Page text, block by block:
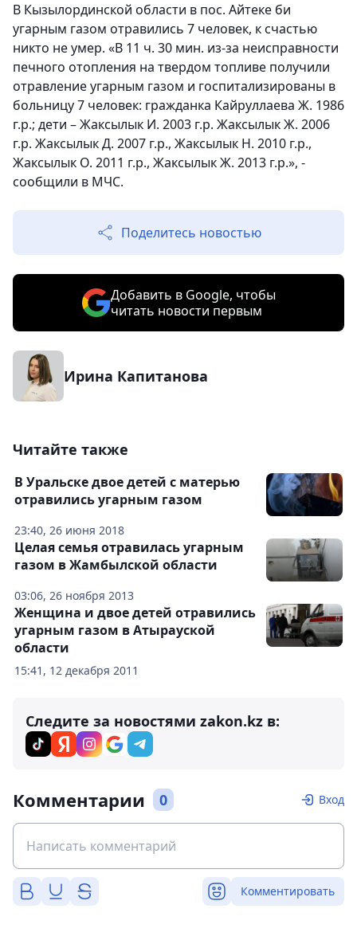
В Кызылординской области в пос. Айтеке би
угарным газом отравились 7 человек, к счастью
никто не умер. «В 11 ч. 30 мин. из-за неисправности
печного отопления на твердом топливе получили
отравление угарным газом и госпитализированы в
больницу 7 человек: гражданка Кайруллаева Ж. 1986
г.р.; дети – Жаксылык И. 2003 г.р. Жаксылык Ж. 2006
г.р. Жаксылык Д. 2007 г.р., Жаксылык Н. 2010 г.р.,
Жаксылык О. 2011 г.р., Жаксылык Ж. 2013 г.р.», -
сообщили в МЧС.
Поделитесь новостью
Добавить в Google, чтобы
читать новости первым
Ирина Капитанова
Читайте также
23:40, 26 июня 2018
В Уральске двое детей с матерью
отравились угарным газом
03:06, 26 ноября 2013
Целая семья отравилась угарным
газом в Жамбылской области
15:41, 12 декабря 2011
Женщина и двое детей отравились
угарным газом в Атырауской
области
Следите за новостями zakon.kz в:
Комментарии 0 Вход
Комментировать